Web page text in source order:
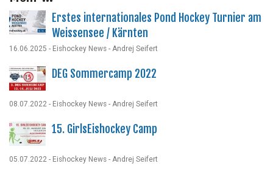
Erstes internationales Pond Hockey Turnier am
Weissensee / Kärnten
16.06.2025 - Eishockey News - Andrej Seifert
DEG Sommercamp 2022
08.07.2022 - Eishockey News - Andrej Seifert
15. GirlsEishockey Camp
05.07.2022 - Eishockey News - Andrej Seifert